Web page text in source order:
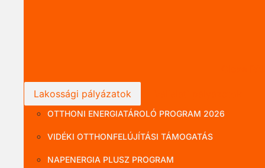
Lakossági pályázatok
OTTHONI ENERGIATÁROLÓ PROGRAM 2026
VIDÉKI OTTHONFELÚJÍTÁSI TÁMOGATÁS
NAPENERGIA PLUSZ PROGRAM